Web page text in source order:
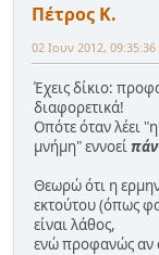
Πέτρος Κ.
02 Ιουν 2012,
Έχεις δίκιο:
διαφορετικά!
Οπότε όταν λέει
μνήμη" εννοεί
Θεωρώ ότι η
εκτούτου (όπως
είναι λάθος,
ενώ προφανώς αν